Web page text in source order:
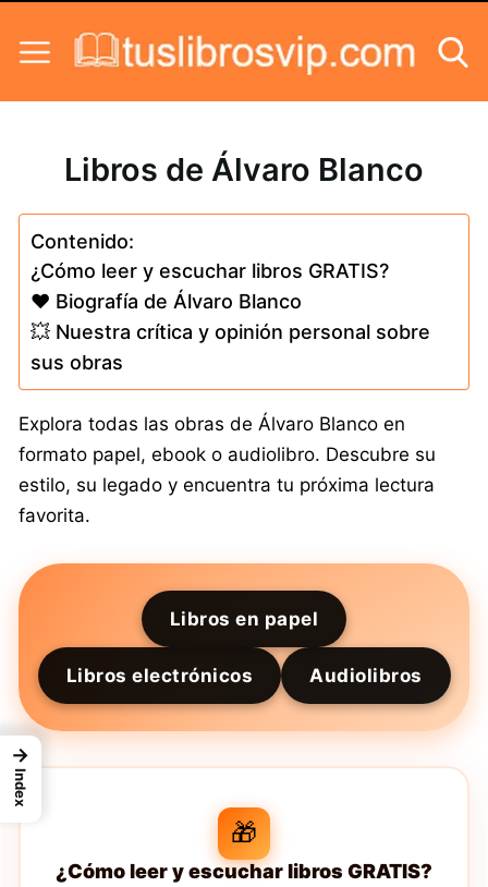
Libros de Álvaro Blanco
Contenido:
¿Cómo leer y escuchar libros GRATIS?
❤️ Biografía de Álvaro Blanco
💥 Nuestra crítica y opinión personal sobre
sus obras
Explora todas las obras de Álvaro Blanco en
formato papel, ebook o audiolibro. Descubre su
estilo, su legado y encuentra tu próxima lectura
favorita.
Libros en papel
Libros electrónicos Audiolibros
🎁
¿Cómo leer y escuchar libros GRATIS?
→
Index